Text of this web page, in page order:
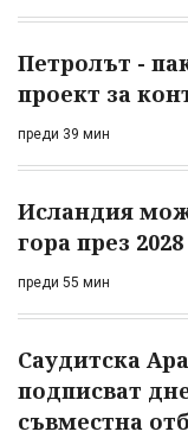
Петролът -
проект за
преди 39 мин
Исландия
гора през 2028
преди 55 мин
Саудитска
подписват
съвместна